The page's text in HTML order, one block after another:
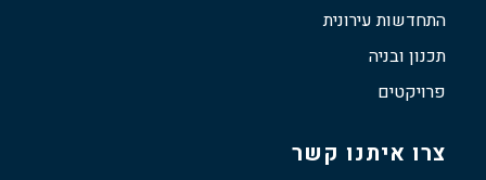
התחדשות עירונית
תכנון ובניה
פרויקטים
צרו איתנו קשר